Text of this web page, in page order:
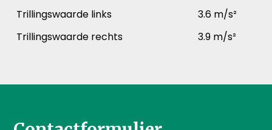
Trillingswaarde links
3.6 m/s²
Trillingswaarde rechts
3.9 m/s²